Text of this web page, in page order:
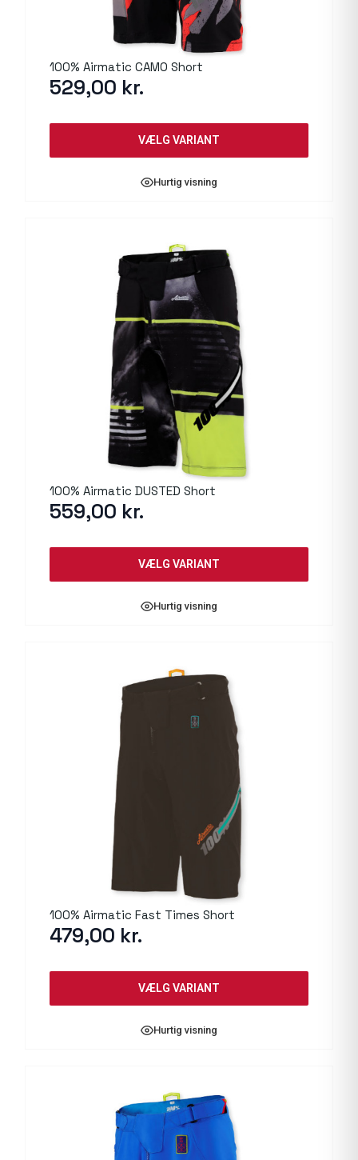
100% Airmatic CAMO Short
529,00 kr.
VÆLG VARIANT
Hurtig visning
100% Airmatic DUSTED Short
559,00 kr.
VÆLG VARIANT
Hurtig visning
100% Airmatic Fast Times Short
479,00 kr.
VÆLG VARIANT
Hurtig visning